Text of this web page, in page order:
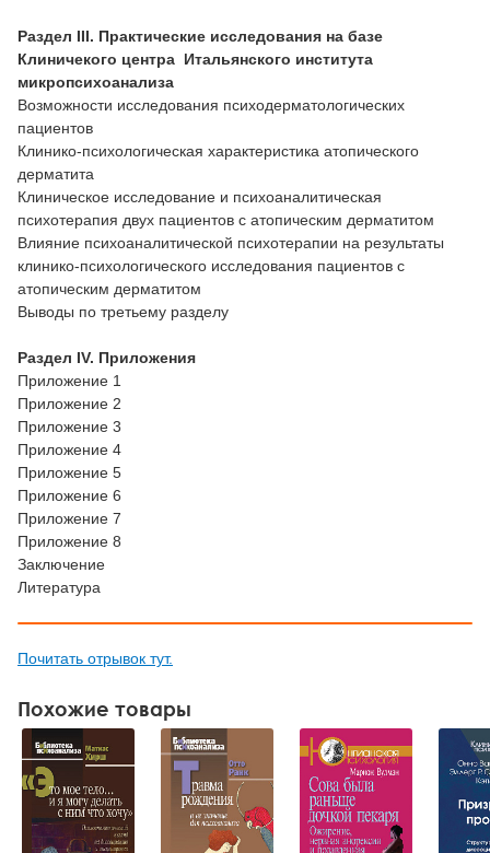
Раздел III. Практические исследования на базе
Клиничекого центра Итальянского института
микропсихоанализа
Возможности исследования психодерматологических
пациентов
Клинико-психологическая характеристика атопического
дерматита
Клиническое исследование и психоаналитическая
психотерапия двух пациентов с атопическим дерматитом
Влияние психоаналитической психотерапии на результаты
клинико-психологического исследования пациентов с
атопическим дерматитом
Выводы по третьему разделу
Раздел IV. Приложения
Приложение 1
Приложение 2
Приложение 3
Приложение 4
Приложение 5
Приложение 6
Приложение 7
Приложение 8
Заключение
Литература
Почитать отрывок тут.
Похожие товары